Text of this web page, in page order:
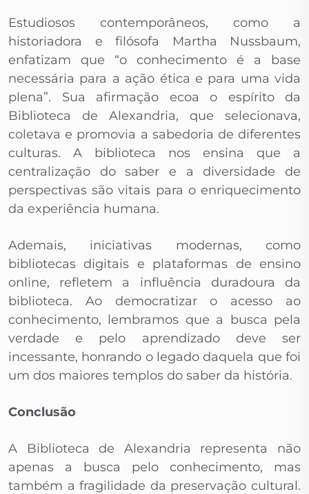
Estudiosos contemporâneos, como a
historiadora e filósofa Martha Nussbaum,
enfatizam que “o conhecimento é a base
necessária para a ação ética e para uma vida
plena”. Sua afirmação ecoa o espírito da
Biblioteca de Alexandria, que selecionava,
coletava e promovia a sabedoria de diferentes
culturas. A biblioteca nos ensina que a
centralização do saber e a diversidade de
perspectivas são vitais para o enriquecimento
da experiência humana.
Ademais, iniciativas modernas, como
bibliotecas digitais e plataformas de ensino
online, refletem a influência duradoura da
biblioteca. Ao democratizar o acesso ao
conhecimento, lembramos que a busca pela
verdade e pelo aprendizado deve ser
incessante, honrando o legado daquela que foi
um dos maiores templos do saber da história.
Conclusão
A Biblioteca de Alexandria representa não
apenas a busca pelo conhecimento, mas
também a fragilidade da preservação cultural.